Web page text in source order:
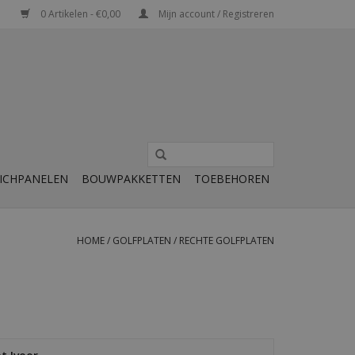
0 Artikelen - €0,00 Mijn account / Registreren
BOUWPAKKETTEN TOEBEHOREN
HOME/ GOLFPLATEN / RECHTE GOLFPLATEN